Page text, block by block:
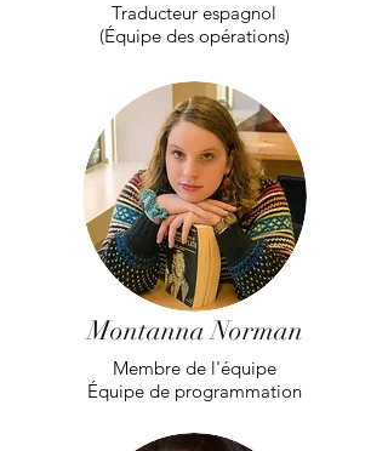
Traducteur espagnol
(Équipe des opérations)
Montanna Norman
Membre de l'équipe
Équipe de programmation